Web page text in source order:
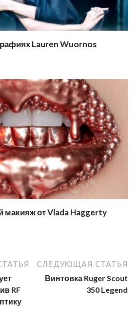
Lauren Wuornos
макияж от Vlada Haggerty
RF
СЛЕДУЮЩАЯ СТАТЬЯ
Винтовка Ruger Scout
350 Legend